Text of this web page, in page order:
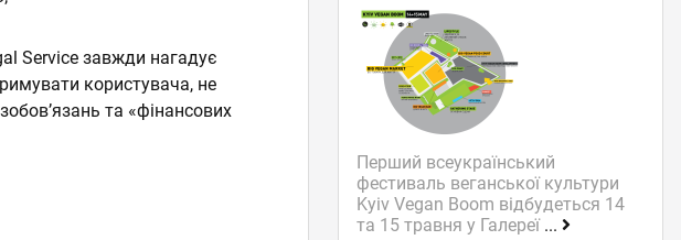
Service завжди нагадує
користувача, не
та «фінансових
Перший всеукраїнський
фестиваль веганської культури
Kyiv Vegan Boom відбудеться 14
та 15 травня у Галереї ...